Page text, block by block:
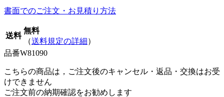
書面でのご注文・お見積り方法
送料
無料
（送料規定の詳細）
品番W81090
こちらの商品は，ご注文後のキャンセル・返品・交換はお受
けできません
ご注文前の納期確認をお勧めします